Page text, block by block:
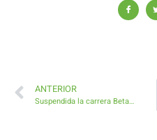
ANTERIOR
Suspendida la carrera Betagua